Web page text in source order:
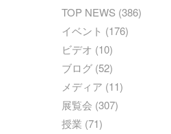
TOP NEWS (386)
イベント (176)
ビデオ (10)
ブログ (52)
メディア (11)
展覧会 (307)
授業 (71)